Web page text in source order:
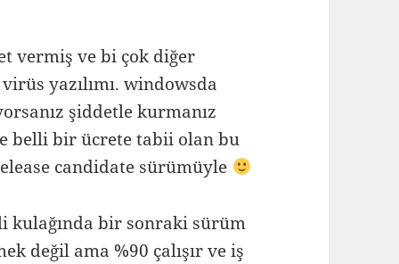
vermiş ve bi çok diğer
yazılımı. windowsda
şiddetle kurmanız
belli bir ücrete tabii olan bu
candidate sürümüyle
kulağında bir sonraki sürüm
değil ama %90 çalışır ve iş